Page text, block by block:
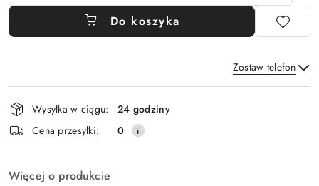
Do koszyka
Zostaw telefon
Wyślij
Dostępność
i
dostawa
Wysyłka w ciągu:
24 godziny
Cena przesyłki:
0
Więcej o produkcie